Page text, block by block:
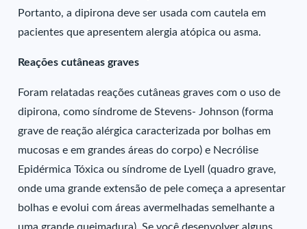
Portanto, a dipirona deve ser usada com cautela em
pacientes que apresentem alergia atópica ou asma.
Reações cutâneas graves
Foram relatadas reações cutâneas graves com o uso de
dipirona, como síndrome de Stevens- Johnson (forma
grave de reação alérgica caracterizada por bolhas em
mucosas e em grandes áreas do corpo) e Necrólise
Epidérmica Tóxica ou síndrome de Lyell (quadro grave,
onde uma grande extensão de pele começa a apresentar
bolhas e evolui com áreas avermelhadas semelhante a